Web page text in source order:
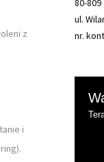
z
i
80-
ul.
nr.